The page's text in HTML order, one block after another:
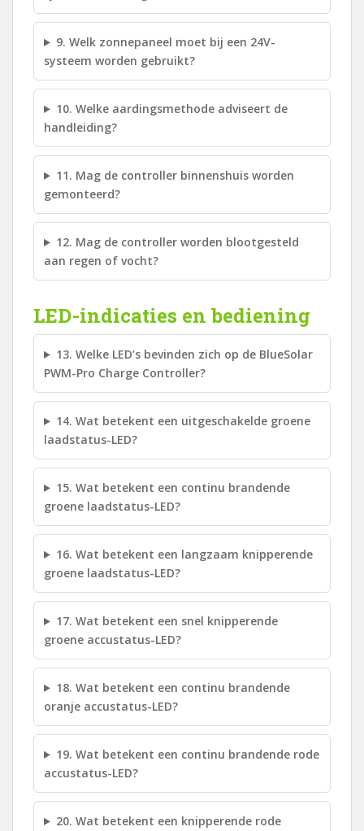
9. Welk zonnepaneel moet bij een 24V-
systeem worden gebruikt?
10. Welke aardingsmethode adviseert de
handleiding?
11. Mag de controller binnenshuis worden
gemonteerd?
12. Mag de controller worden blootgesteld
aan regen of vocht?
LED-indicaties en bediening
13. Welke LED’s bevinden zich op de BlueSolar
PWM-Pro Charge Controller?
14. Wat betekent een uitgeschakelde groene
laadstatus-LED?
15. Wat betekent een continu brandende
groene laadstatus-LED?
16. Wat betekent een langzaam knipperende
groene laadstatus-LED?
17. Wat betekent een snel knipperende
groene accustatus-LED?
18. Wat betekent een continu brandende
oranje accustatus-LED?
19. Wat betekent een continu brandende rode
accustatus-LED?
20. Wat betekent een knipperende rode